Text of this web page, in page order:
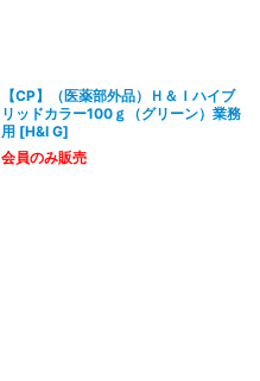
【CP】（医薬部外品）Ｈ＆Ｉハイブ
リッドカラー100ｇ（グリーン）業務
用 [H&I G]
会員のみ販売